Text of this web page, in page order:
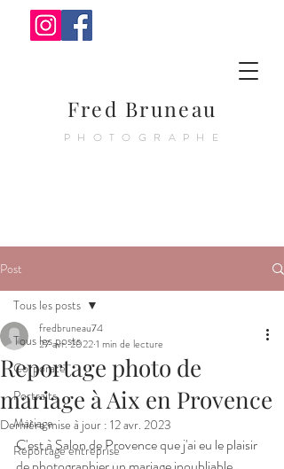
Fred Bruneau
PHOTOGRAPHE
Post
Tous les posts
Corporate
Portraits
Mariage
Reportage entreprise
Tous les posts
Reportage photo de
mariage à Aix en Provence
fredbruneau74
27 avr. 20221 min de lecture
Dernière mise à jour : 12 avr. 2023
C'est à Salon de Provence que j'ai eu le plaisir